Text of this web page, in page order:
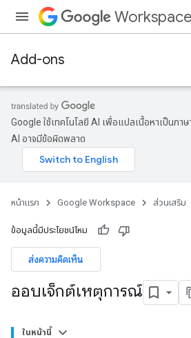
Workspace
Add-ons
Google ใช้เทคโนโลยี AI เพื่อแปลเนื้อหาเป็นภ
AI อาจมีข้อผิดพลาด
หน้าแรก Google Workspace ส่วนเสริม
ข้อมูลนี้มีประโยชน์ไหม
ส่งความคิดเห็น
ออบเจ็กต์เหตุการณ์
ในหน้านี้